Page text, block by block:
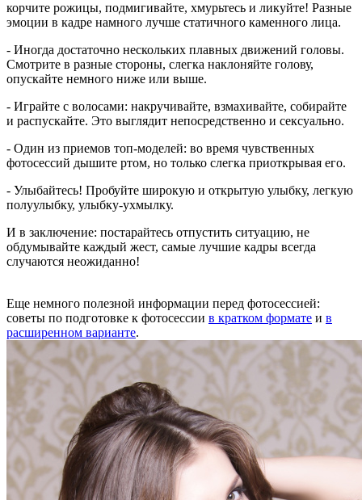
корчите рожицы, подмигивайте, хмурьтесь и ликуйте! Разные
эмоции в кадре намного лучше статичного каменного лица.
- Иногда достаточно нескольких плавных движений головы.
Смотрите в разные стороны, слегка наклоняйте голову,
опускайте немного ниже или выше.
- Играйте с волосами: накручивайте, взмахивайте, собирайте
и распускайте. Это выглядит непосредственно и сексуально.
- Один из приемов топ-моделей: во время чувственных
фотосессий дышите ртом, но только слегка приоткрывая его.
- Улыбайтесь! Пробуйте широкую и открытую улыбку, легкую
полуулыбку, улыбку-ухмылку.
И в заключение: постарайтесь отпустить ситуацию, не
обдумывайте каждый жест, самые лучшие кадры всегда
случаются неожиданно!
Еще немного полезной информации перед фотосессией:
советы по подготовке к фотосессии в кратком формате и в
расширенном варианте.